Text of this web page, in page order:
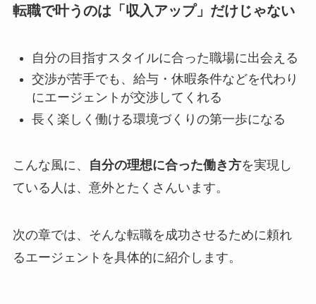
転職で叶うのは「収入アップ」だけじゃない
自分の目指すスタイルに合った職場に出会える
交渉が苦手でも、給与・休暇条件などを代わり
にエージェントが交渉してくれる
長く楽しく働ける環境づくりの第一歩になる
こんな風に、 自分の理想に合った働き方を実現し
ている人は、意外とたくさんいます。
次の章では、そんな転職を成功させるために頼れ
るエージェントを具体的に紹介します。